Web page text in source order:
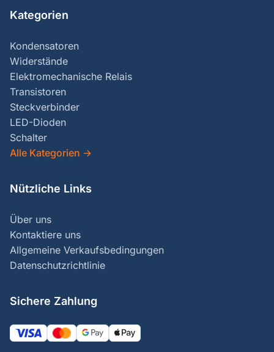
Kategorien
Kondensatoren
Widerstände
Elektromechanische Relais
Transistoren
Steckverbinder
LED-Dioden
Schalter
Alle Kategorien →
Nützliche Links
Über uns
Kontaktiere uns
Allgemeine Verkaufsbedingungen
Datenschutzrichtlinie
Sichere Zahlung